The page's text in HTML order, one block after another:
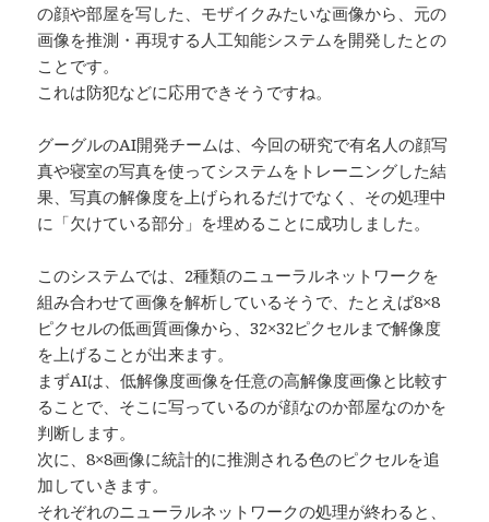
の顔や部屋を写した、モザイクみたいな画像から、元の
画像を推測・再現する人工知能システムを開発したとの
ことです。
これは防犯などに応用できそうですね。
グーグルのAI開発チームは、今回の研究で有名人の顔写
真や寝室の写真を使ってシステムをトレーニングした結
果、写真の解像度を上げられるだけでなく、その処理中
に「欠けている部分」を埋めることに成功しました。
このシステムでは、2種類のニューラルネットワークを
組み合わせて画像を解析しているそうで、たとえば8×8
ピクセルの低画質画像から、32×32ピクセルまで解像度
を上げることが出来ます。
まずAIは、低解像度画像を任意の高解像度画像と比較す
ることで、そこに写っているのが顔なのか部屋なのかを
判断します。
次に、8×8画像に統計的に推測される色のピクセルを追
加していきます。
それぞれのニューラルネットワークの処理が終わると、